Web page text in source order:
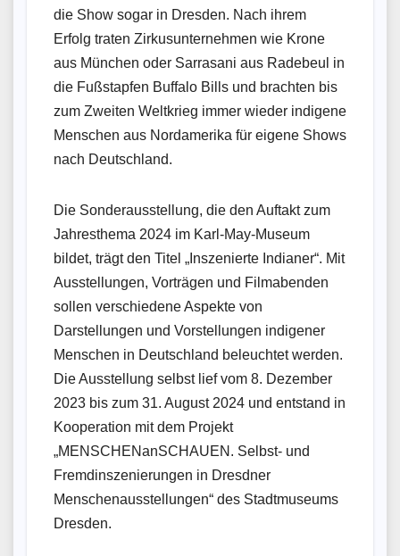
die Show sogar in Dresden. Nach ihrem
Erfolg traten Zirkusunternehmen wie Krone
aus München oder Sarrasani aus Radebeul in
die Fußstapfen Buffalo Bills und brachten bis
zum Zweiten Weltkrieg immer wieder indigene
Menschen aus Nordamerika für eigene Shows
nach Deutschland.
Die Sonderausstellung, die den Auftakt zum
Jahresthema 2024 im Karl-May-Museum
bildet, trägt den Titel „Inszenierte Indianer“. Mit
Ausstellungen, Vorträgen und Filmabenden
sollen verschiedene Aspekte von
Darstellungen und Vorstellungen indigener
Menschen in Deutschland beleuchtet werden.
Die Ausstellung selbst lief vom 8. Dezember
2023 bis zum 31. August 2024 und entstand in
Kooperation mit dem Projekt
„MENSCHENanSCHAUEN. Selbst- und
Fremdinszenierungen in Dresdner
Menschenausstellungen“ des Stadtmuseums
Dresden.